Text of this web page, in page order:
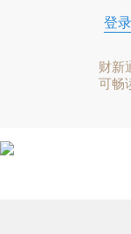
登录
财新
可畅